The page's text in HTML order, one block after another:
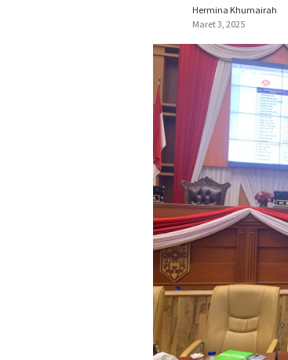
Hermina Khumairah
Maret 3, 2025